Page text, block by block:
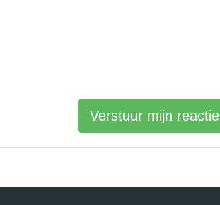
Verstuur mijn reactie